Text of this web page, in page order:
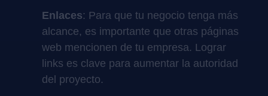
Enlaces: Para que tu negocio tenga más
alcance, es importante que otras páginas
web mencionen de tu empresa. Lograr
links es clave para aumentar la autoridad
del proyecto.